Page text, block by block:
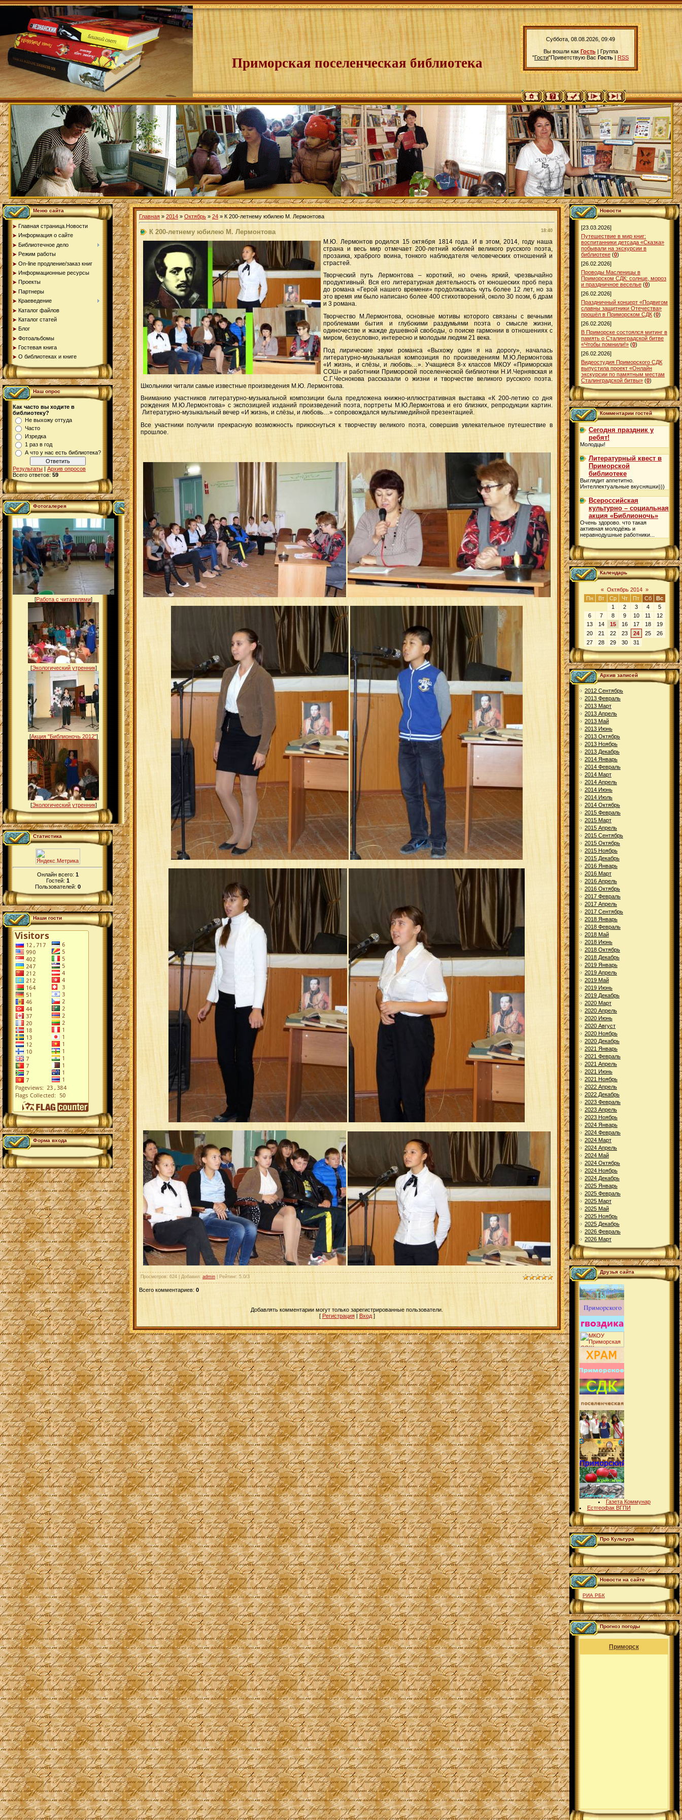
Суббота, 08.08.2026, 09:49
Вы вошли как Гость| Группа
"Гости"Приветствую Вас Гость | RSS
Приморская поселенческая библиотека
Меню сайта
Главная страница.Новости
Информация о сайте
Библиотечное дело
Режим работы
On-line продление/заказ книг
Информационные ресурсы
Проекты
Партнеры
Краеведение
Каталог файлов
Каталог статей
Блог
Фотоальбомы
Гостевая книга
О библиотеках и книге
Наш опрос
Как часто вы ходите в
библиотеку?
Не выхожу оттуда
Часто
Изредка
1 раз в год
А что у нас есть библиотека?
Результаты | Архив опросов
Всего ответов: 59
Фотогалерея
[Работа с читателями]
[Экологический утренник]
[Акция "Библионочь 2012"]
[Экологический утренник]
Статистика
Онлайн всего: 1
Гостей: 1
Пользователей: 0
Наши гости
Форма входа
Главная » 2014 » Октябрь » 24 » К 200-летнему юбилею М. Лермонтова
18:40
К 200-летнему юбилею М. Лермонтова
М.Ю. Лермонтов родился 15 октября 1814 года. И в этом, 2014, году наша
страна и весь мир отмечает 200-летний юбилей великого русского поэта,
прозаика, храброго воина, тонкого наблюдателя человеческих отношений и
страстей.
Творческий путь Лермонтова – короткий, но очень яркий, чрезвычайно
продуктивный. Вся его литературная деятельность от юношеских проб пера
до романа «Герой нашего времени» продолжалась чуть более 12 лет, но за
это время им было написано более 400 стихотворений, около 30 поэм, 6 драм
и 3 романа.
Творчество М.Лермонтова, основные мотивы которого связаны с вечными
проблемами бытия и глубокими раздумьями поэта о смысле жизни,
одиночестве и жажде душевной свободы, о поиске гармонии в отношениях с
миром, безусловно, интересно и молодым людям 21 века.
Под лирические звуки романса «Выхожу один я на дорогу», началась
литературно-музыкальная композиция по произведениям М.Ю.Лермонтова
«И жизнь, и слёзы, и любовь…». Учащиеся 8-х классов МКОУ «Приморская
СОШ» и работники Приморской поселенческой библиотеки Н.И.Чернявская и
С.Г.Чеснокова рассказали о жизни и творчестве великого русского поэта.
Школьники читали самые известные произведения М.Ю. Лермонтова.
Вниманию участников литературно-музыкальной композиции была предложена книжно-иллюстративная выставка «К 200-летию со дня
рождения М.Ю.Лермонтова» с экспозицией изданий произведений поэта, портреты М.Ю.Лермонтова и его близких, репродукции картин.
Литературно-музыкальный вечер «И жизнь, и слёзы, и любовь…» сопровождался мультимедийной презентацией.
Все участники получили прекрасную возможность прикоснуться к творчеству великого поэта, совершив увлекательное путешествие в
прошлое.
Просмотров: 624 | Добавил: admin Рейтинг: 5.0/3
Всего комментариев: 0
Добавлять комментарии могут только зарегистрированные пользователи.
[ Регистрация| Вход]
Новости
[23.03.2026]
Путешествие в мир книг:
воспитанники детсада «Сказка»
побывали на экскурсии в
библиотеке (0)
[26.02.2026]
Проводы Масленицы в
Приморском СДК: солнце, мороз
и праздничное веселье (0)
[26.02.2026]
Праздничный концерт «Подвигом
славны защитники Отечества»
прошёл в Приморском СДК (0)
[26.02.2026]
В Приморске состоялся митинг в
память о Сталинградской битве
«Чтобы помнили!» (0)
[26.02.2026]
Видеостудия Приморского СДК
выпустила проект «Онлайн
экскурсии по памятным местам
Сталинградской битвы» (0)
Комментарии гостей
Сегодня праздник у
ребят!
Молодцы!
Литературный квест в
Приморской
библиотеке
Выглядит аппетитно.
Интеллектуальные вкусняшки)))
Всероссийская
культурно – социальная
акция «Библионочь»
Очень здорово. что такая
активная молодёжь и
неравнодушные работники...
Календарь
« Октябрь 2014 »
Пн
Вт Ср Чт Пт Сб
Вс
1
2 3 4
5
6
7 8 9 10 11
12
13
14 15 16 17 18
19
20
21 22 23 24 25
26
27
28 29 30 31
Архив записей
2012 Сентябрь
2013 Февраль
2013 Март
2013 Апрель
2013 Май
2013 Июнь
2013 Октябрь
2013 Ноябрь
2013 Декабрь
2014 Январь
2014 Февраль
2014 Март
2014 Апрель
2014 Июнь
2014 Июль
2014 Октябрь
2015 Февраль
2015 Март
2015 Апрель
2015 Сентябрь
2015 Октябрь
2015 Ноябрь
2015 Декабрь
2016 Январь
2016 Март
2016 Апрель
2016 Октябрь
2017 Февраль
2017 Апрель
2017 Сентябрь
2018 Январь
2018 Февраль
2018 Май
2018 Июнь
2018 Октябрь
2018 Декабрь
2019 Январь
2019 Апрель
2019 Май
2019 Июнь
2019 Декабрь
2020 Март
2020 Апрель
2020 Июнь
2020 Август
2020 Ноябрь
2020 Декабрь
2021 Январь
2021 Февраль
2021 Апрель
2021 Июнь
2021 Ноябрь
2022 Апрель
2022 Декабрь
2023 Февраль
2023 Апрель
2023 Ноябрь
2024 Январь
2024 Февраль
2024 Март
2024 Апрель
2024 Май
2024 Октябрь
2024 Ноябрь
2024 Декабрь
2025 Январь
2025 Февраль
2025 Март
2025 Май
2025 Ноябрь
2025 Декабрь
2026 Февраль
2026 Март
Друзья сайта
Газета Коммунар
Естгеофак ВГПИ
Про Культура
Новости на сайте
РИА РБК
Прогноз погоды
Приморск